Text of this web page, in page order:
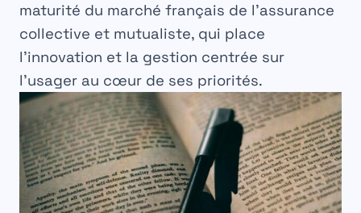
maturité du marché français de l’assurance
collective et mutualiste, qui place
l’innovation et la gestion centrée sur
l’usager au cœur de ses priorités.